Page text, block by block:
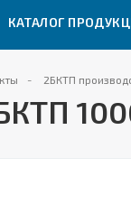
КАТАЛОГ
2БКТП